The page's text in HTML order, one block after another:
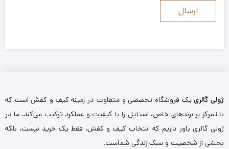
ژولی گالرییک فروشگاه تخصصی و متفاوت در زمینه کیف و کفش است که
با تمرکز بر برندهای خاص، استایل را با کیفیت و عملکرد ترکیب می‌کند. ما در
ژولی گالری باور داریم که انتخاب کیف و کفش، فقط یک خرید نیست، بلکه
بخشی از شخصیت و سبک زندگی شماست.